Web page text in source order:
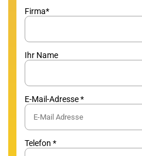
Firma*
Ihr Name
E-Mail-Adresse *
Telefon *